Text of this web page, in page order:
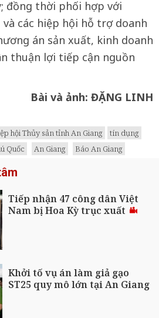
đồng thời phối hợp với
các hiệp hội hỗ trợ doanh
án sản xuất, kinh doanh
thuận lợi tiếp cận nguồn
Bài và ảnh: ĐẶNG LINH
hội Thủy sản tỉnh An Giang
tín dụng
Quốc An Giang Báo An Giang
Tiếp nhận 47 công dân Việt
Nam bị Hoa Kỳ trục xuất
Khởi tố vụ án làm giả gạo
ST25 quy mô lớn tại An Giang